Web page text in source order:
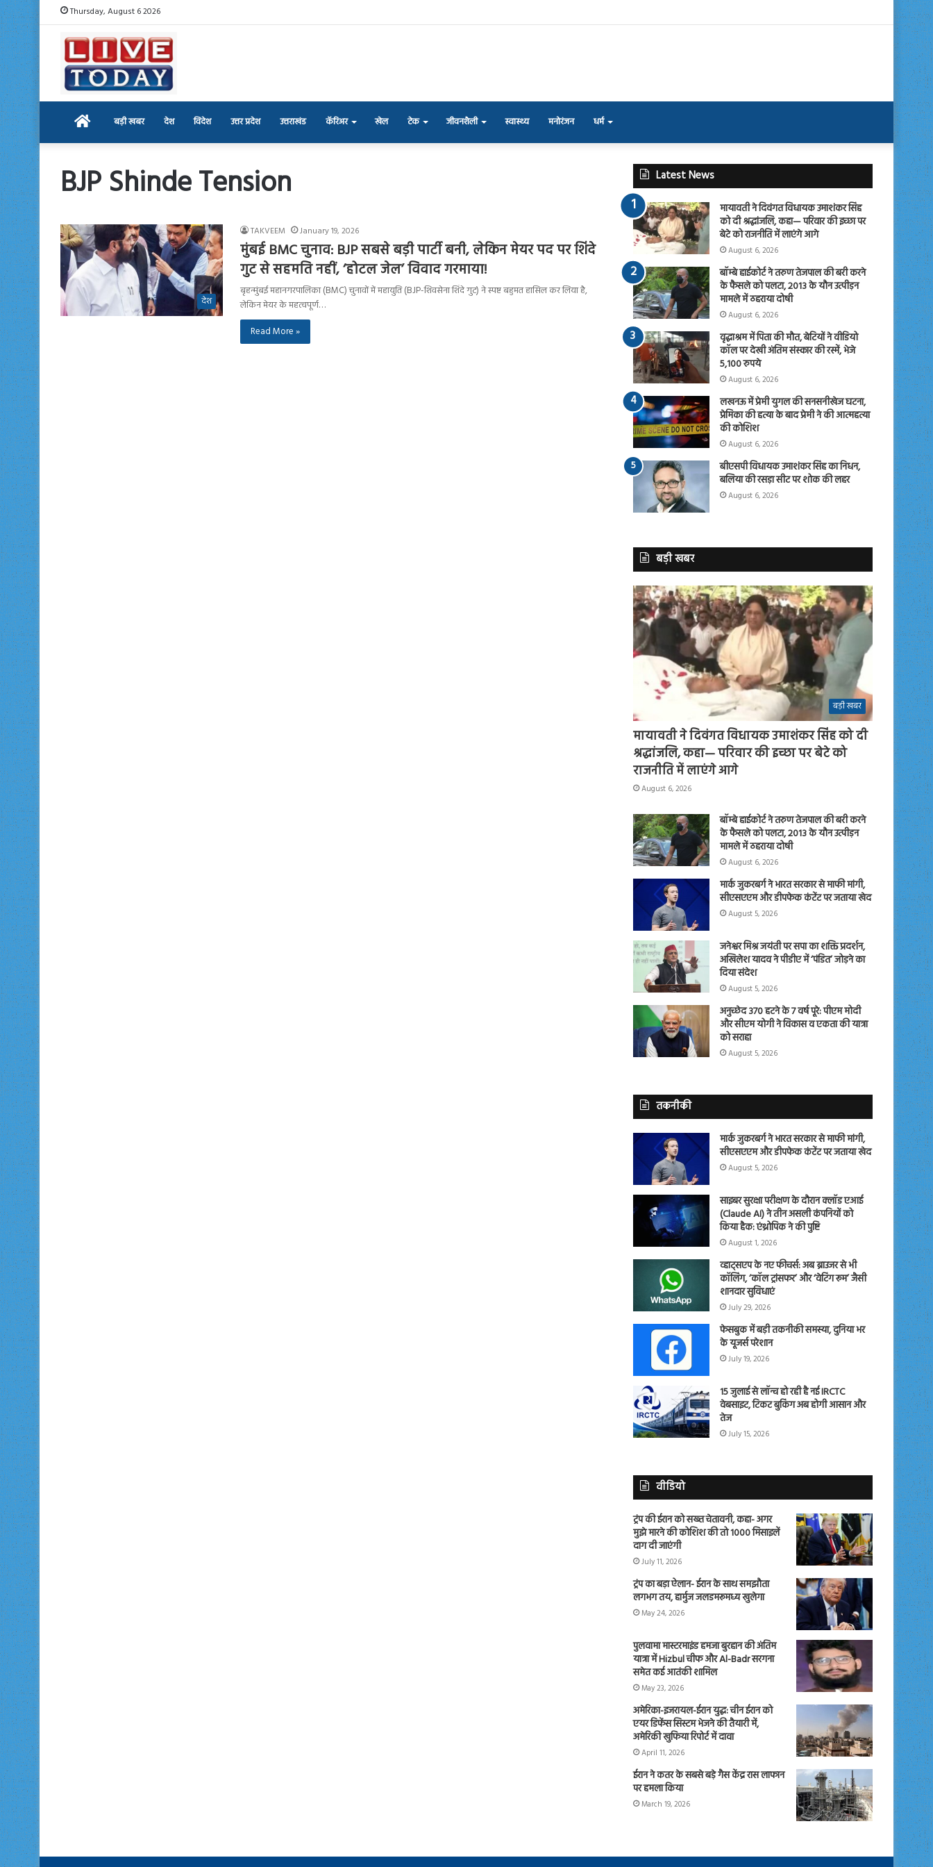
Thursday, August 6 2026
Home बड़ी खबर देश विदेश उत्तर प्रदेश उत्तराखंड कॅरिअर खेल टेक जीवनशैली स्वास्थ्य मनोरंजन धर्म
BJP Shinde Tension
देश
TAKVEEM January 19, 2026
मुंबई BMC चुनाव: BJP सबसे बड़ी पार्टी बनी, लेकिन मेयर पद पर शिंदे
गुट से सहमति नहीं, ‘होटल जेल’ विवाद गरमाया!
बृहन्मुंबई महानगरपालिका (BMC) चुनावों में महायुति (BJP-शिवसेना शिंदे गुट) ने स्पष्ट बहुमत हासिल कर लिया है,
लेकिन मेयर के महत्वपूर्ण…
Read More »
Latest News
मायावती ने दिवंगत विधायक उमाशंकर सिंह
को दी श्रद्धांजलि, कहा— परिवार की इच्छा पर
बेटे को राजनीति में लाएंगे आगे
August 6, 2026
बॉम्बे हाईकोर्ट ने तरुण तेजपाल की बरी करने
के फैसले को पलटा, 2013 के यौन उत्पीड़न
मामले में ठहराया दोषी
August 6, 2026
वृद्धाश्रम में पिता की मौत, बेटियों ने वीडियो
कॉल पर देखी अंतिम संस्कार की रस्में, भेजे
5,100 रुपये
August 6, 2026
लखनऊ में प्रेमी युगल की सनसनीखेज घटना,
प्रेमिका की हत्या के बाद प्रेमी ने की आत्महत्या
की कोशिश
August 6, 2026
बीएसपी विधायक उमाशंकर सिंह का निधन,
बलिया की रसड़ा सीट पर शोक की लहर
August 6, 2026
बड़ी खबर
बड़ी खबर
मायावती ने दिवंगत विधायक उमाशंकर सिंह को दी
श्रद्धांजलि, कहा— परिवार की इच्छा पर बेटे को
राजनीति में लाएंगे आगे
August 6, 2026
बॉम्बे हाईकोर्ट ने तरुण तेजपाल की बरी करने
के फैसले को पलटा, 2013 के यौन उत्पीड़न
मामले में ठहराया दोषी
August 6, 2026
मार्क जुकरबर्ग ने भारत सरकार से माफी मांगी,
सीएसएएम और डीपफेक कंटेंट पर जताया खेद
August 5, 2026
जनेश्वर मिश्र जयंती पर सपा का शक्ति प्रदर्शन,
अखिलेश यादव ने पीडीए में ‘पंडित’ जोड़ने का
दिया संदेश
August 5, 2026
अनुच्छेद 370 हटने के 7 वर्ष पूरे: पीएम मोदी
और सीएम योगी ने विकास व एकता की यात्रा
को सराहा
August 5, 2026
तकनीकी
मार्क जुकरबर्ग ने भारत सरकार से माफी मांगी,
सीएसएएम और डीपफेक कंटेंट पर जताया खेद
August 5, 2026
साइबर सुरक्षा परीक्षण के दौरान क्लॉड एआई
(Claude AI) ने तीन असली कंपनियों को
किया हैक: एंथ्रोपिक ने की पुष्टि
August 1, 2026
व्हाट्सएप के नए फीचर्स: अब ब्राउजर से भी
कॉलिंग, ‘कॉल ट्रांसफर’ और ‘वेटिंग रूम’ जैसी
शानदार सुविधाएं
July 29, 2026
फेसबुक में बड़ी तकनीकी समस्या, दुनिया भर
के यूजर्स परेशान
July 19, 2026
15 जुलाई से लॉन्च हो रही है नई IRCTC
वेबसाइट, टिकट बुकिंग अब होगी आसान और
तेज
July 15, 2026
वीडियो
ट्रंप की ईरान को सख्त चेतावनी, कहा- अगर
मुझे मारने की कोशिश की तो 1000 मिसाइलें
दाग दी जाएंगी
July 11, 2026
ट्रंप का बड़ा ऐलान- ईरान के साथ समझौता
लगभग तय, हार्मुज जलडमरूमध्य खुलेगा
May 24, 2026
पुलवामा मास्टरमाइंड हमजा बुरहान की अंतिम
यात्रा में Hizbul चीफ और Al-Badr सरगना
समेत कई आतंकी शामिल
May 23, 2026
अमेरिका-इजरायल-ईरान युद्ध: चीन ईरान को
एयर डिफेंस सिस्टम भेजने की तैयारी में,
अमेरिकी खुफिया रिपोर्ट में दावा
April 11, 2026
ईरान ने कतर के सबसे बड़े गैस केंद्र रास लाफान
पर हमला किया
March 19, 2026